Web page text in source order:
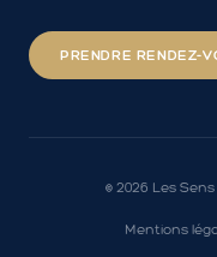
PRENDRE RENDEZ-
© 2026 Les
Mentions